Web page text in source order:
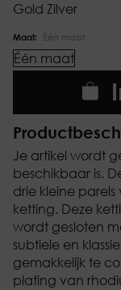
Je artikel wordt
beschikbaar is.
drie kleine
ketting. Deze
wordt gesloten
subtiele en
gemakkelijk te
plating van
Gold Zilver
Maat: Één maat
Één maat